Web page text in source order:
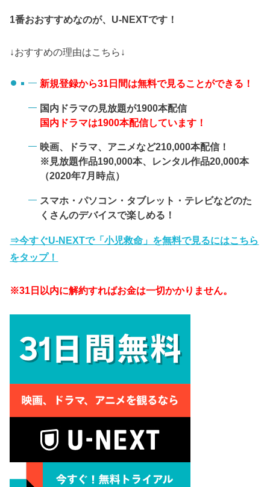
1番おおすすめなのが、U-NEXTです！
↓おすすめの理由はこちら↓
新規登録から31日間は無料で見ることができる！
国内ドラマの見放題が1900本配信
国内ドラマは1900本配信しています！
映画、ドラマ、アニメなど210,000本配信！
※見放題作品190,000本、レンタル作品20,000本
（2020年7月時点）
スマホ・パソコン・タブレット・テレビなどのた
くさんのデバイスで楽しめる！
⇒今すぐU-NEXTで「小児救命」を無料で見るにはこちら
をタップ！
※31日以内に解約すればお金は一切かかりません。